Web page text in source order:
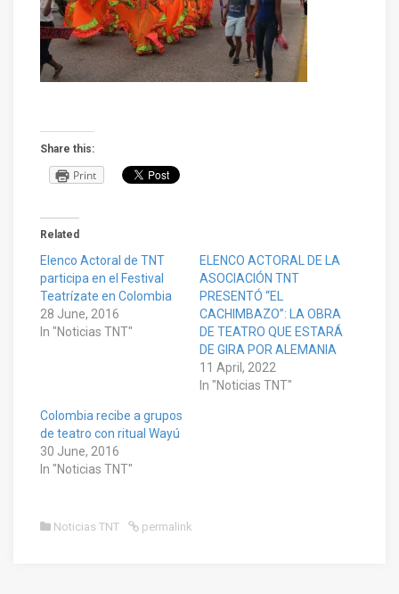
Share this:
Print
Related
Elenco Actoral de TNT
participa en el Festival
Teatrízate en Colombia
28 June, 2016
In "Noticias TNT"
ELENCO ACTORAL DE LA
ASOCIACIÓN TNT
PRESENTÓ “EL
CACHIMBAZO”: LA OBRA
DE TEATRO QUE ESTARÁ
DE GIRA POR ALEMANIA
11 April, 2022
In "Noticias TNT"
Colombia recibe a grupos
de teatro con ritual Wayú
30 June, 2016
In "Noticias TNT"
Noticias TNT permalink